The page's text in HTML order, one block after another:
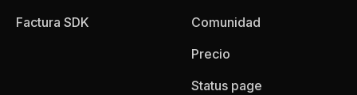
Factura SDK
Comunidad
Precio
Status page